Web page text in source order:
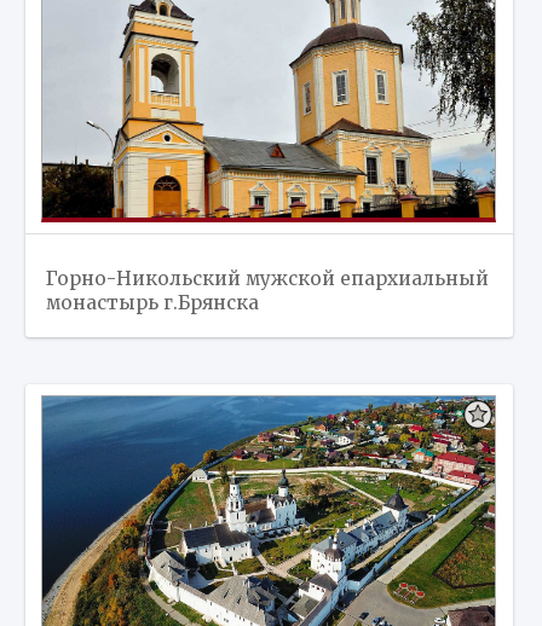
Горно-Никольский мужской епархиальный
монастырь г.Брянска